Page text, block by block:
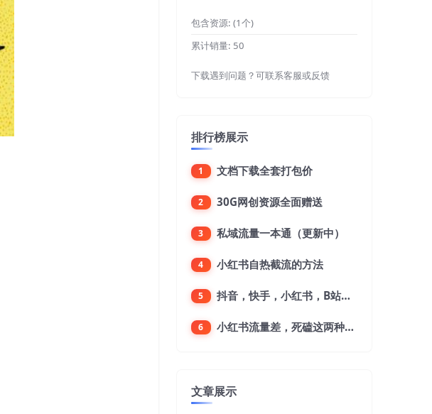
包含资源: (1个)
累计销量: 50
下载遇到问题？可联系客服或反馈
排行榜展示
1 文档下载全套打包价
2 30G网创资源全面赠送
3 私域流量一本通（更新中）
4 小红书自热截流的方法
5 抖音，快手，小红书，B站，微博，微信公众号，微信视频号。每一个平台，都是不一样的机会，对应不一样的赚钱思路
6 小红书流量差，死磕这两种笔记就好
文章展示